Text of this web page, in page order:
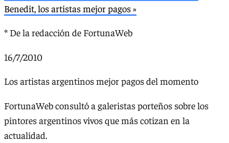
Benedit, los artistas mejor pagos »
* De la redacción de FortunaWeb
16/7/2010
Los artistas argentinos mejor pagos del momento
FortunaWeb consultó a galeristas porteños sobre los
pintores argentinos vivos que más cotizan en la
actualidad.